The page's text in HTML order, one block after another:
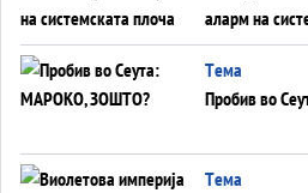
аларм на
Германија до
Tема
Пробив во
Tема